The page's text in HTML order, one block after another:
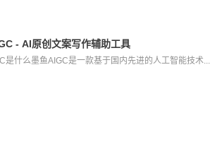
- AI原创文案写作辅助工具
是什么墨鱼AIGC是一款基于国内先进的人工智能技术...